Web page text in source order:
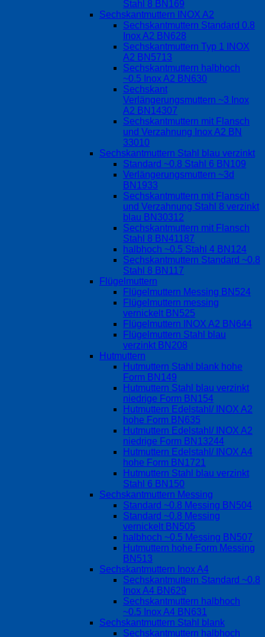
Stahl 8 BN169
Sechskantmuttern INOX A2
Sechskantmuttern Standard 0.8
Inox A2 BN628
Sechskantmuttern Typ 1 INOX
A2 BN5713
Sechskantmuttern halbhoch
~0.5 Inox A2 BN630
Sechskant
Verlängerungsmuttern ~3 Inox
A2 BN14307
Sechskantmuttern mit Flansch
und Verzahnung Inox A2 BN
33010
Sechskantmuttern Stahl blau verzinkt
Standard ~0.8 Stahl 6 BN109
Verlängerungsmuttern ~3d
BN1933
Sechskantmuttern mit Flansch
und Verzahnung Stahl 8 verzinkt
blau BN30312
Sechskantmuttern mit Flansch
Stahl 8 BN41187
halbhoch ~0.5 Stahl 4 BN124
Sechskantmuttern Standard ~0.8
Stahl 8 BN117
Flügelmuttern
Flügelmuttern Messing BN524
Flügelmuttern messing
vernickelt BN525
Flügelmuttern INOX A2 BN644
Flügelmuttern Stahl blau
verzinkt BN208
Hutmuttern
Hutmuttern Stahl blank hohe
Form BN149
Hutmuttern Stahl blau verzinkt
niedrige Form BN154
Hutmuttern Edelstahl/ INOX A2
hohe Form BN635
Hutmuttern Edelstahl/ INOX A2
niedrige Form BN13244
Hutmuttern Edelstahl/ INOX A4
hohe Form BN1721
Hutmuttern Stahl blau verzinkt
Stahl 6 BN150
Sechskantmuttern Messing
Standard ~0.8 Messing BN504
Standard ~0.8 Messing
vernickelt BN505
halbhoch ~0.5 Messing BN507
Hutmuttern hohe Form Messing
BN513
Sechskantmuttern Inox A4
Sechskantmuttern Standard ~0.8
Inox A4 BN629
Sechskantmuttern halbhoch
~0.5 Inox A4 BN631
Sechskantmuttern Stahl blank
Sechskantmuttern halbhoch